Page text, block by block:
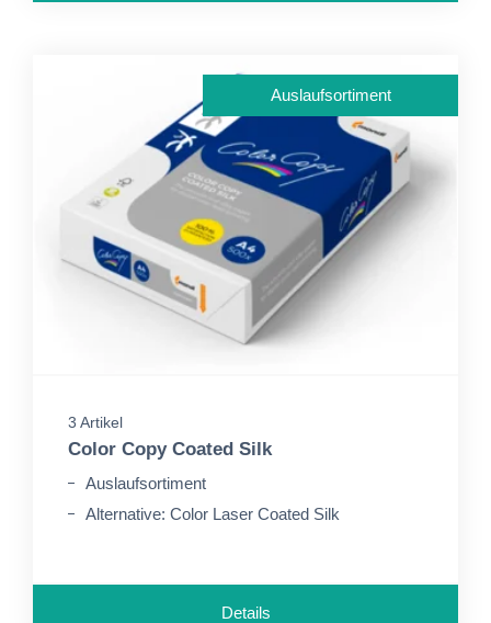
Auslaufsortiment
3 Artikel
Color Copy Coated Silk
Auslaufsortiment
Alternative: Color Laser Coated Silk
Details